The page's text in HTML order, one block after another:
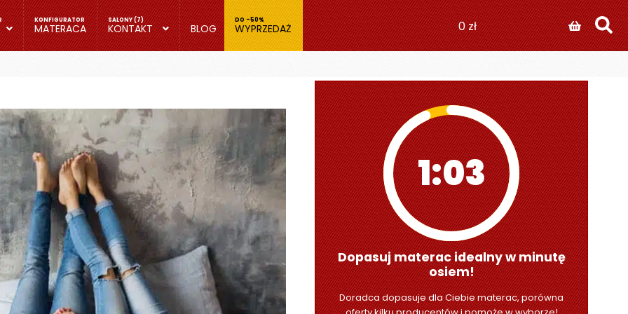
MATERACA KONTAKT BLOG WYPRZEDAŻ 0zł
1:01
Dopasuj materac idealny w minutę
osiem!
Doradca dopasuje dla Ciebie materac, porówna